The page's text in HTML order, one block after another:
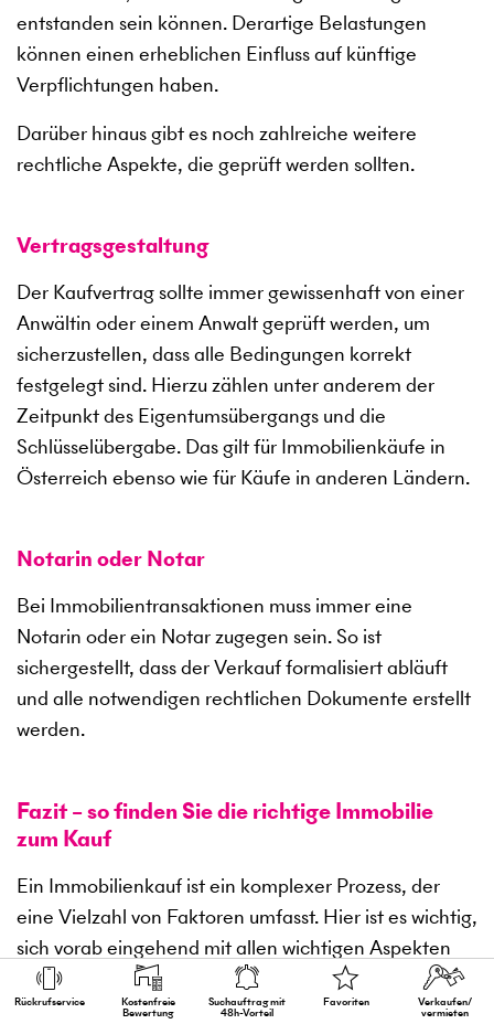
entstanden sein können. Derartige Belastungen
können einen erheblichen Einfluss auf künftige
Verpflichtungen haben.
Darüber hinaus gibt es noch zahlreiche weitere
rechtliche Aspekte, die geprüft werden sollten.
Vertragsgestaltung
Der Kaufvertrag sollte immer gewissenhaft von einer
Anwältin oder einem Anwalt geprüft werden, um
sicherzustellen, dass alle Bedingungen korrekt
festgelegt sind. Hierzu zählen unter anderem der
Zeitpunkt des Eigentumsübergangs und die
Schlüsselübergabe. Das gilt für Immobilienkäufe in
Österreich ebenso wie für Käufe in anderen Ländern.
Notarin oder Notar
Bei Immobilientransaktionen muss immer eine
Notarin oder ein Notar zugegen sein. So ist
sichergestellt, dass der Verkauf formalisiert abläuft
und alle notwendigen rechtlichen Dokumente erstellt
werden.
Fazit – so finden Sie die richtige Immobilie
zum Kauf
Ein Immobilienkauf ist ein komplexer Prozess, der
eine Vielzahl von Faktoren umfasst. Hier ist es wichtig,
sich vorab eingehend mit allen wichtigen Aspekten
auseinanderzusetzen. Das schließt besonders die
Finanzierung, die Lage, die Entwicklung des
Rückruf­service Kostenfreie
Bewertung
Suchauftrag mit
48h-Vorteil
Favoriten Verkaufen/
vermieten